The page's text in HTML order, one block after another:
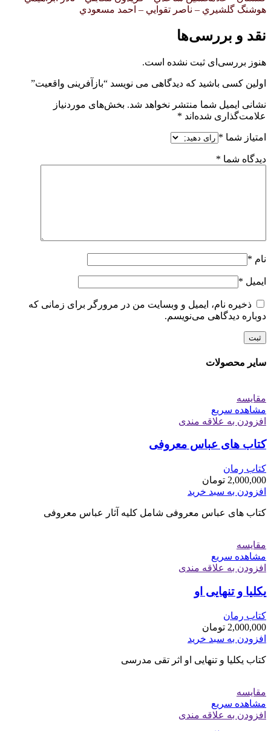
هوشنگ گلشيري – ناصر تقوايي – احمد مسعودي
نقد و بررسی‌ها
هنوز بررسی‌ای ثبت نشده است.
اولین کسی باشید که دیدگاهی می نویسد “بازآفرینی واقعیت”
نشانی ایمیل شما منتشر نخواهد شد. بخش‌های موردنیاز
علامت‌گذاری شده‌اند *
امتیاز شما *
دیدگاه شما *
نام *
ایمیل *
ذخیره نام، ایمیل و وبسایت من در مرورگر برای زمانی که
دوباره دیدگاهی می‌نویسم.
سایر محصولات
مقایسه
مشاهده سریع
افزودن به علاقه مندی
کتاب های عباس معروفی
کتاب رمان
2,000,000 تومان
افزودن به سبد خرید
کتاب های عباس معروفی شامل کلیه آثار عباس معروفی
مقایسه
مشاهده سریع
افزودن به علاقه مندی
یکلیا و تنهایی او
کتاب رمان
2,000,000 تومان
افزودن به سبد خرید
کتاب یکلیا و تنهایی او اثر تقی مدرسی
مقایسه
مشاهده سریع
افزودن به علاقه مندی